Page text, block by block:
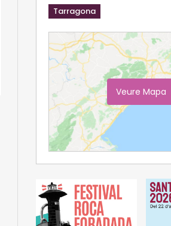
Tarragona
Veure Mapa